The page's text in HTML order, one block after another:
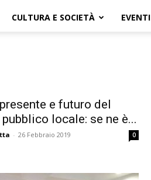
CULTURA E SOCIETÀ EVENTI
e futuro del
locale: se ne è...
- 26 Febbraio 2019 0